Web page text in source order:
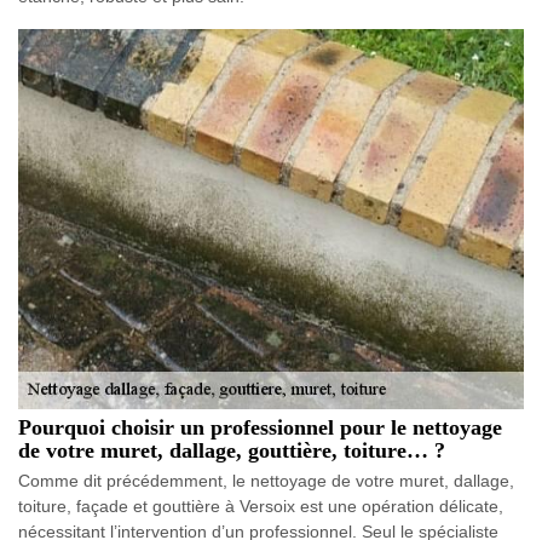
Pourquoi choisir un professionnel pour le nettoyage
de votre muret, dallage, gouttière, toiture… ?
Comme dit précédemment, le nettoyage de votre muret, dallage,
toiture, façade et gouttière à Versoix est une opération délicate,
nécessitant l’intervention d’un professionnel. Seul le spécialiste